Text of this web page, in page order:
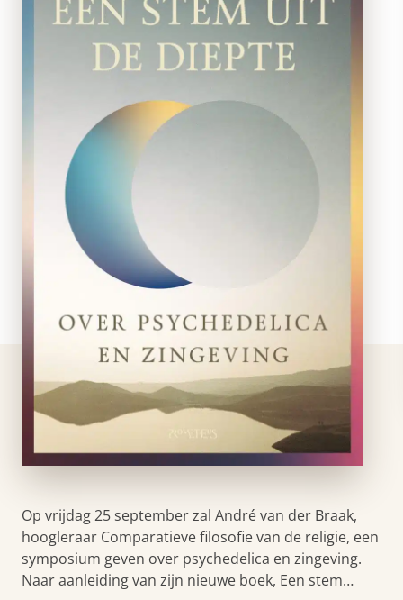
Op vrijdag 25 september zal André van der Braak,
hoogleraar Comparatieve filosofie van de religie, een
symposium geven over psychedelica en zingeving.
Naar aanleiding van zijn nieuwe boek, Een stem…